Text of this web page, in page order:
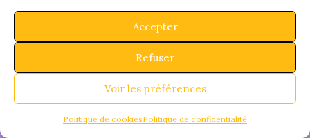
Accepter
Refuser
Voir les préférences
Politique de cookiesPolitique de confidentialité